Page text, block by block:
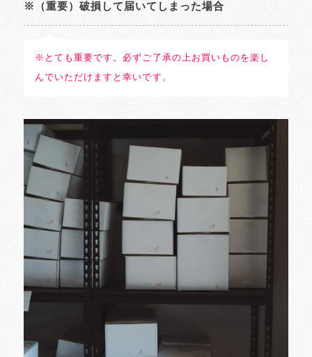
※（重要）破損して届いてしまった場合
※とても重要です。必ずご了承の上お買いものを楽し
んでいただけますと幸いです。